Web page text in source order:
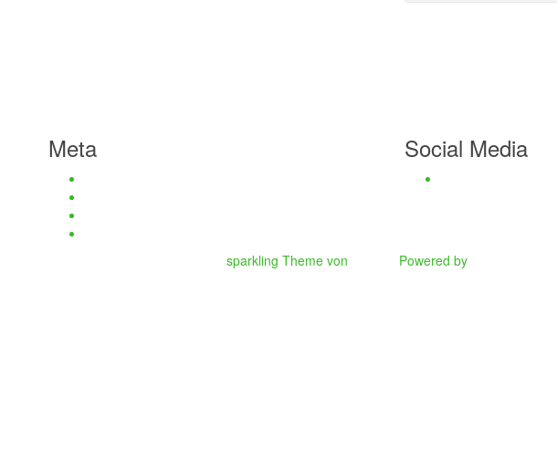
Meta Social Media
sparkling Theme von Powered by